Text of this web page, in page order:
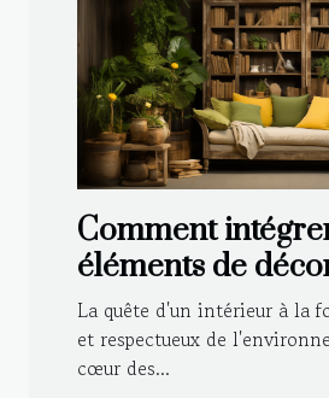
Comment
éléments de
durable dans le
traditionnel de
maison
La quête d'un intérieur à la
et respectueux de
cœur des...